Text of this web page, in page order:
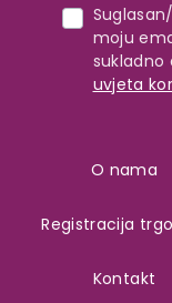
moju
sukladno
uvjeta
O nama
Registracija
Kontakt